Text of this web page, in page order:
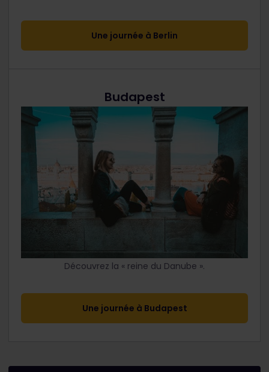
Une journée à Berlin
Budapest
Découvrez la « reine du Danube ».
Une journée à Budapest